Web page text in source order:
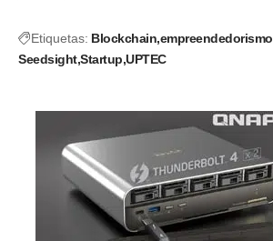
Etiquetas: Blockchain empreendedorismo
Seedsight Startup UPTEC